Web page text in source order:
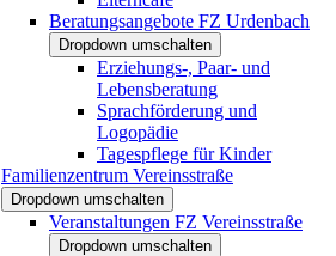
Beratungsangebote FZ Urdenbach
Dropdown umschalten
Erziehungs-, Paar- und
Lebensberatung
Sprachförderung und
Logopädie
Tagespflege für Kinder
Familienzentrum Vereinsstraße
Dropdown umschalten
Veranstaltungen FZ Vereinsstraße
Dropdown umschalten